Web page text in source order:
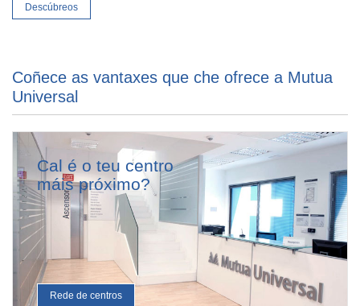
Descúbreos
Coñece as vantaxes que che ofrece a Mutua
Universal
Cal é o teu centro
máis próximo?
Rede de centros